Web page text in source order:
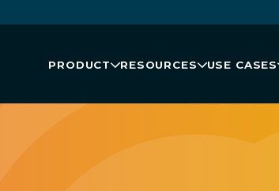
PRODUCT RESOURCES USE CASES